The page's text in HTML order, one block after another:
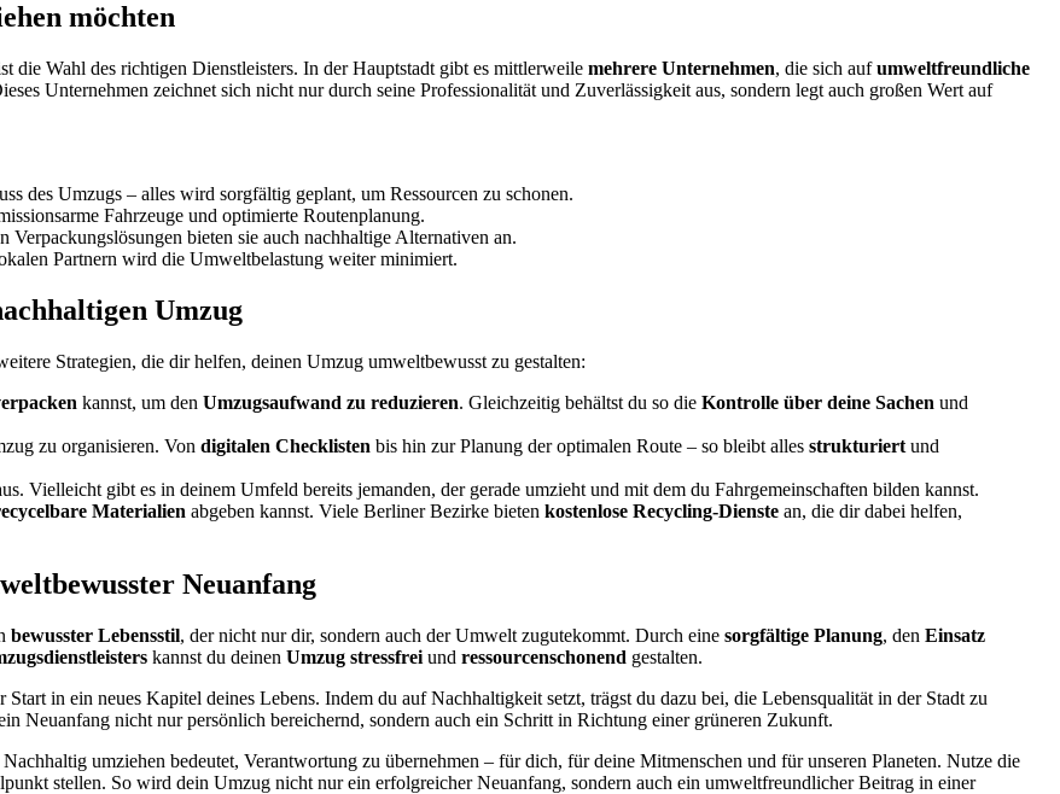
möchten
Wahl des richtigen Dienstleisters. In der Hauptstadt gibt es mittlerweile mehrere Unternehmen, die sich aufumweltfreundliche
Unternehmen zeichnet sich nicht nur durch seine Professionalität und Zuverlässigkeit aus, sondern legt auch großen Wert auf
des Umzugs – alles wird sorgfältig geplant, um Ressourcen zu schonen.
Fahrzeuge und optimierte Routenplanung.
Verpackungslösungen bieten sie auch nachhaltige Alternativen an.
Partnern wird die Umweltbelastung weiter minimiert.
Umzug
Strategien, die dir helfen, deinen Umzug umweltbewusst zu gestalten:
kannst, um den Umzugsaufwand zu reduzieren. Gleichzeitig behältst du so die Kontrolle über deine Sachen und
zu organisieren. Von digitalen Checklisten bis hin zur Planung der optimalen Route – so bleibt alles strukturiert und
Vielleicht gibt es in deinem Umfeld bereits jemanden, der gerade umzieht und mit dem du Fahrgemeinschaften bilden kannst.
Materialien abgeben kannst. Viele Berliner Bezirke bieten kostenlose Recycling-Dienste an, die dir dabei helfen,
Neuanfang
bewusster Lebensstil, der nicht nur dir, sondern auch der Umwelt zugutekommt. Durch eine sorgfältige Planung, den Einsatz
kannst du deinen Umzug stressfrei und ressourcenschonend gestalten.
in ein neues Kapitel deines Lebens. Indem du auf Nachhaltigkeit setzt, trägst du dazu bei, die Lebensqualität in der Stadt zu
Neuanfang nicht nur persönlich bereichernd, sondern auch ein Schritt in Richtung einer grüneren Zukunft.
umziehen bedeutet, Verantwortung zu übernehmen – für dich, für deine Mitmenschen und für unseren Planeten. Nutze die
stellen. So wird dein Umzug nicht nur ein erfolgreicher Neuanfang, sondern auch ein umweltfreundlicher Beitrag in einer